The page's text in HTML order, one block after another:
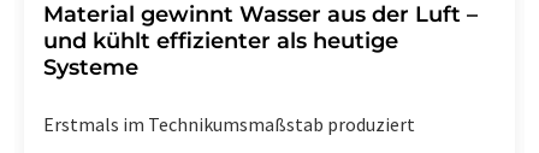
Material gewinnt Wasser aus der Luft –
und kühlt effizienter als heutige
Systeme
Erstmals im Technikumsmaßstab produziert